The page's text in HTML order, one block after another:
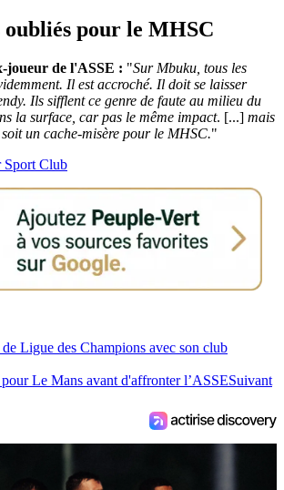
oubliés pour le MHSC
joueur de l'ASSE : "Sur Mbuku, tous les
Il est accroché. Il doit se laisser
Ils sifflent ce genre de faute au milieu du
la surface, car pas le même impact. [...] mais
un cache-misère pour le MHSC."
Sport Club
Ligue des Champions avec son club
Le Mans avant d'affronter l’ASSESuivant